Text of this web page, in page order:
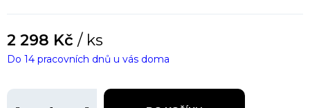
2 298 Kč / ks
Do 14 pracovních dnů u vás doma